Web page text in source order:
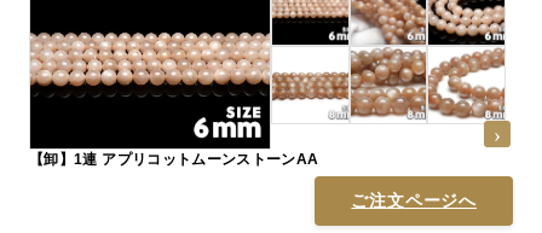
【卸】1連 アプリコットムーンストーンAA
ご注文ページへ